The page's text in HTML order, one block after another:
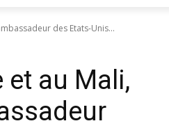
des Etats-Unis...
et au Mali,